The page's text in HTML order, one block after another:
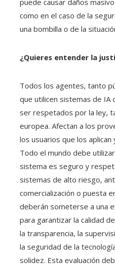
puede causar daños
como en el caso de la
una bombilla o de la
¿Quieres entender la
Todos los agentes, tanto
que utilicen sistemas de IA
ser respetados por la ley,
europea. Afectan a los
los usuarios que los aplican
Todo el mundo debe
sistema es seguro y
sistemas de alto riesgo,
comercialización o puesta
deberán someterse a una
para garantizar la calidad
la transparencia, la
la seguridad de la
solidez. Esta evaluación